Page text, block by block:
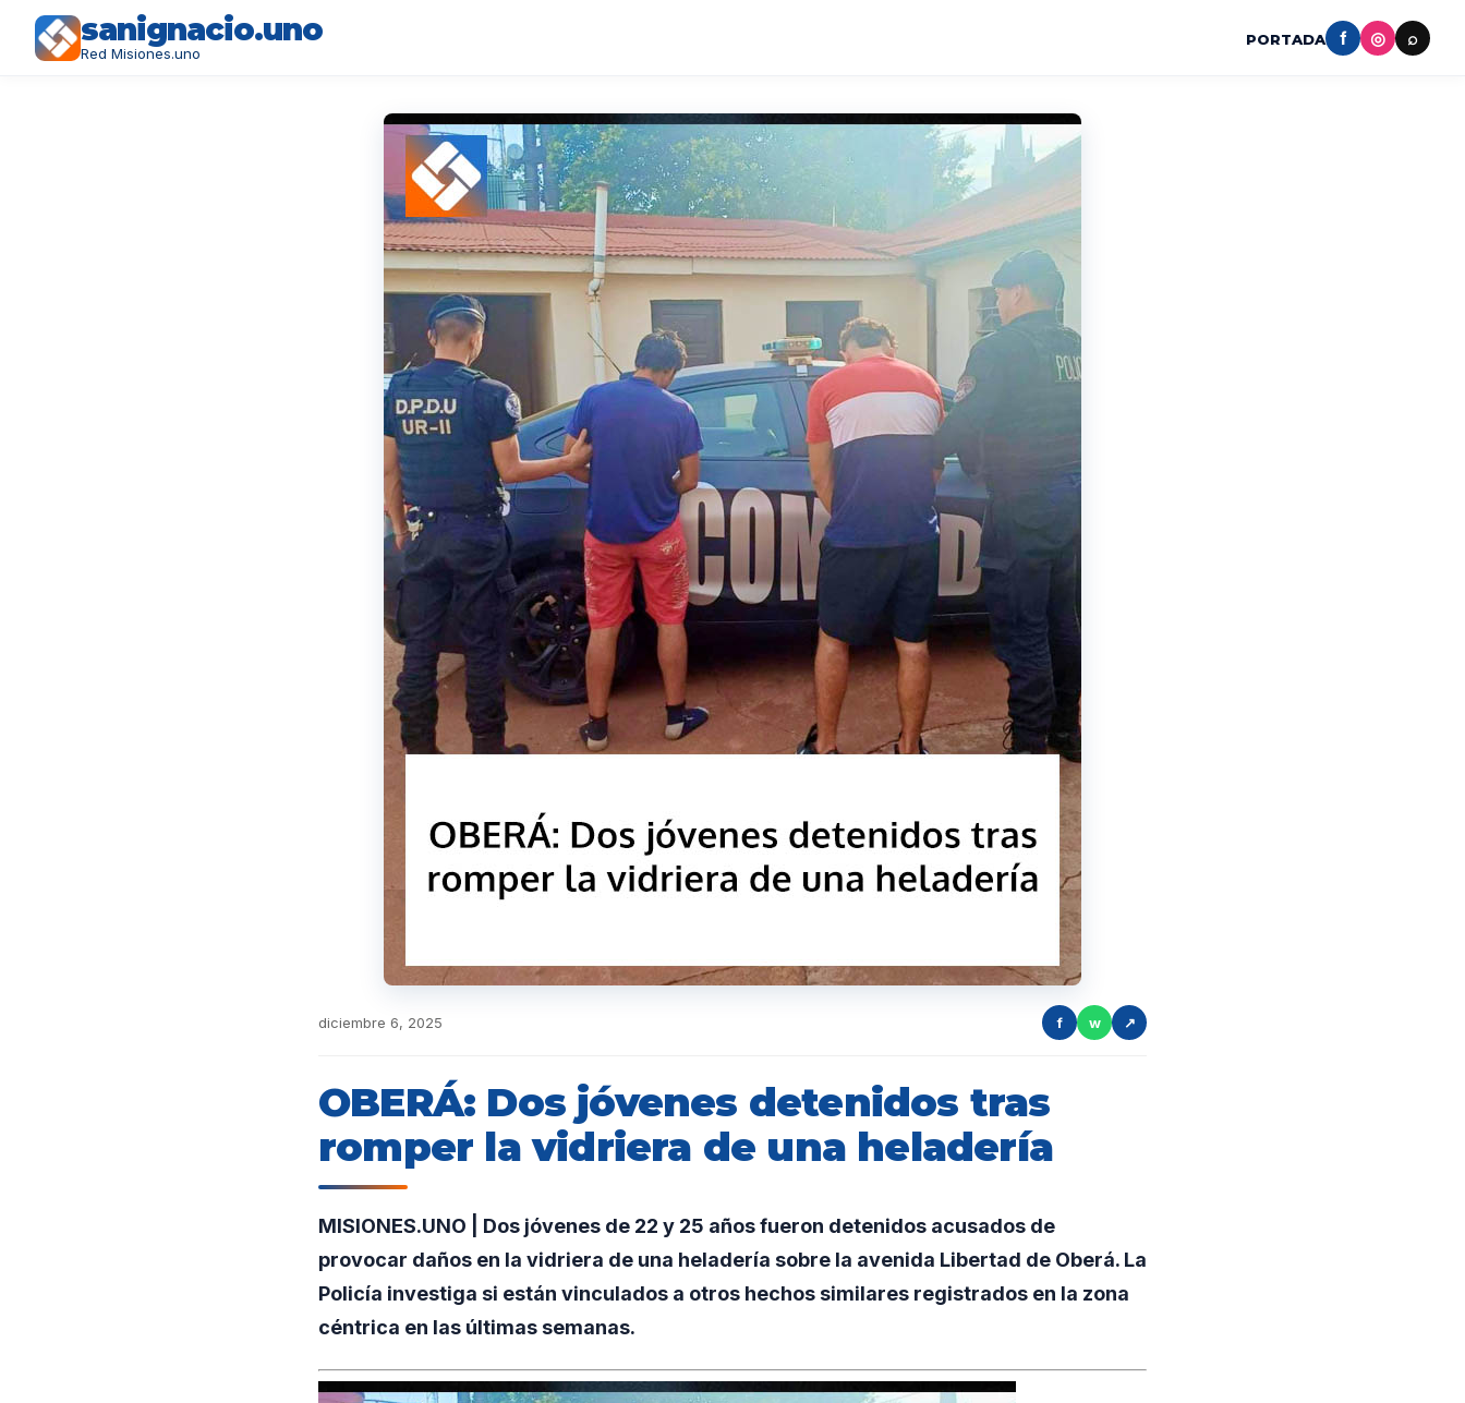
sanignacio.uno
Red Misiones.uno
PORTADA f ◎ ⌕
diciembre 6, 2025 f w ↗
OBERÁ: Dos jóvenes detenidos tras
romper la vidriera de una heladería
MISIONES.UNO | Dos jóvenes de 22 y 25 años fueron detenidos acusados de
provocar daños en la vidriera de una heladería sobre la avenida Libertad de Oberá. La
Policía investiga si están vinculados a otros hechos similares registrados en la zona
céntrica en las últimas semanas.